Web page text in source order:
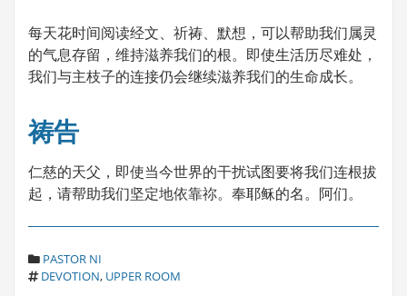
每天花时间阅读经文、祈祷、默想，可以帮助我们属灵
的气息存留，维持滋养我们的根。即使生活历尽难处，
我们与主枝子的连接仍会继续滋养我们的生命成长。
祷告
仁慈的天父，即使当今世界的干扰试图要将我们连根拔
起，请帮助我们坚定地依靠祢。奉耶稣的名。阿们。
C
A
PASTOR NI
T
DEVOTION, UPPER ROOM